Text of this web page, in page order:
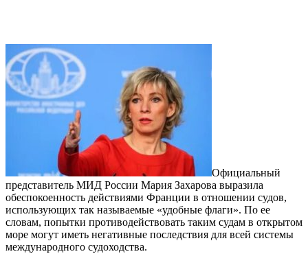
Официальный
представитель МИД России Мария Захарова выразила
обеспокоенность действиями Франции в отношении судов,
использующих так называемые «удобные флаги». По ее
словам, попытки противодействовать таким судам в открытом
море могут иметь негативные последствия для всей системы
международного судоходства.